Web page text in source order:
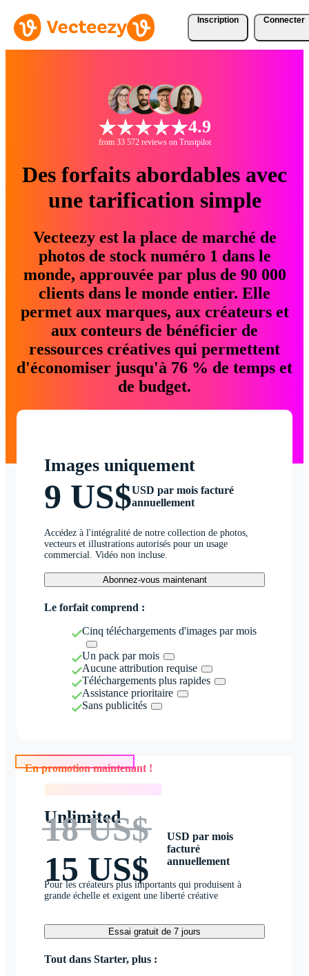
Inscription Connecter
4.9
from 33 572 reviews on Trustpilot
Des forfaits abordables avec
une tarification simple
Vecteezy est la place de marché de
photos de stock numéro 1 dans le
monde, approuvée par plus de 90 000
clients dans le monde entier. Elle
permet aux marques, aux créateurs et
aux conteurs de bénéficier de
ressources créatives qui permettent
d'économiser jusqu'à 76 % de temps et
de budget.
Images uniquement
9 US$USD par mois facturé
annuellement
Accédez à l'intégralité de notre collection de photos,
vecteurs et illustrations autorisés pour un usage
commercial. Vidéo non incluse.
Abonnez-vous maintenant
Le forfait comprend :
Cinq téléchargements d'images par mois
Un pack par mois
Aucune attribution requise
Téléchargements plus rapides
Assistance prioritaire
Sans publicités
En promotion maintenant !
Unlimited
18 US$
15 US$
USD par mois
facturé
annuellement
Pour les créateurs plus importants qui produisent à
grande échelle et exigent une liberté créative
Essai gratuit de 7 jours
Tout dans Starter, plus :